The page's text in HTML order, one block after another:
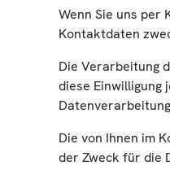
Wenn Sie uns per
Kontaktdaten
Die Verarbeitung
diese
Die von Ihnen im
der Zweck für die